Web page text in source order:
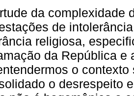
da complexidade
de
religiosa,
da República
o
o desrespeito